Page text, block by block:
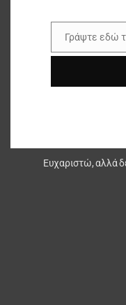
Email
Γράψτε εδώ
Ευχαριστώ, αλλά